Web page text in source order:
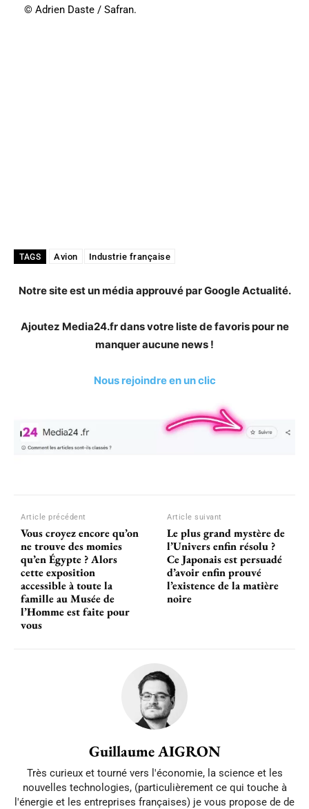
© Adrien Daste / Safran.
TAGS Avion Industrie française
Notre site est un média approuvé par Google Actualité.
Ajoutez Media24.fr dans votre liste de favoris pour ne
manquer aucune news !
Nous rejoindre en un clic
Article précédent
Vous croyez encore qu’on
ne trouve des momies
qu’en Égypte ? Alors
cette exposition
accessible à toute la
famille au Musée de
l’Homme est faite pour
vous
Article suivant
Le plus grand mystère de
l’Univers enfin résolu ?
Ce Japonais est persuadé
d’avoir enfin prouvé
l’existence de la matière
noire
Guillaume AIGRON
Très curieux et tourné vers l'économie, la science et les
nouvelles technologies, (particulièrement ce qui touche à
l'énergie et les entreprises françaises) je vous propose de de